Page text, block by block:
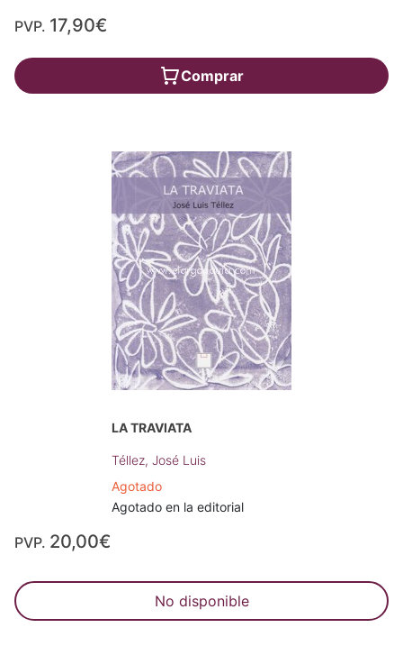
PVP. 17,90€
Comprar
LA TRAVIATA
Téllez, José Luis
Agotado
Agotado en la editorial
PVP. 20,00€
No disponible